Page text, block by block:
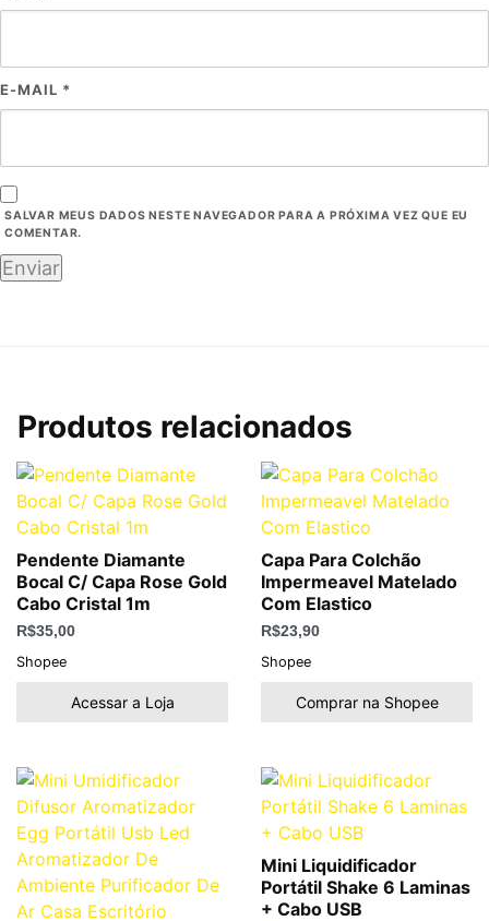
E-MAIL *
SALVAR MEUS DADOS NESTE NAVEGADOR PARA A PRÓXIMA VEZ QUE EU
COMENTAR.
Produtos relacionados
Pendente Diamante
Bocal C/ Capa Rose Gold
Cabo Cristal 1m
R$35,00
Shopee
Acessar a Loja
Capa Para Colchão
Impermeavel Matelado
Com Elastico
R$23,90
Shopee
Comprar na Shopee
Mini Liquidificador
Portátil Shake 6 Laminas
+ Cabo USB